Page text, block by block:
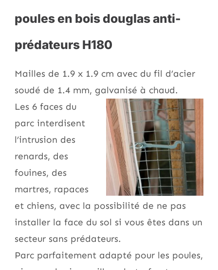
poules en bois douglas anti-
prédateurs H180
Mailles de 1.9 x 1.9 cm avec du fil d’acier
soudé de 1.4 mm, galvanisé à chaud.
Les 6 faces du
parc interdisent
l’intrusion des
renards, des
fouines, des
martres, rapaces
et chiens, avec la possibilité de ne pas
installer la face du sol si vous êtes dans un
secteur sans prédateurs.
Parc parfaitement adapté pour les poules,